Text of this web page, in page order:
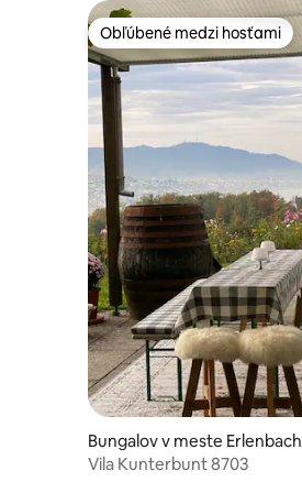
Obľúbené medzi hosťami
Obľúbené medzi hosťami
Bungalov v meste Erlenbach
Vila Kunterbunt 8703